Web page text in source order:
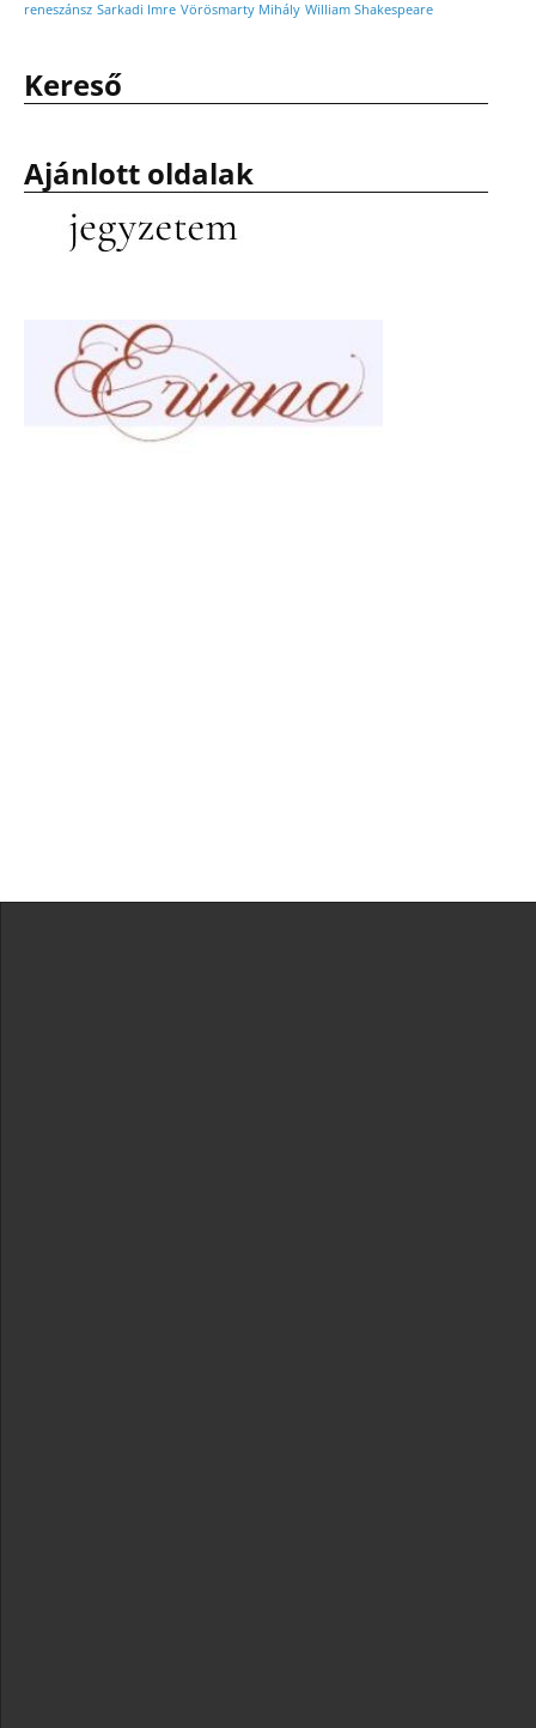
reneszánsz Sarkadi Imre Vörösmarty Mihály William Shakespeare
Kereső
Ajánlott oldalak